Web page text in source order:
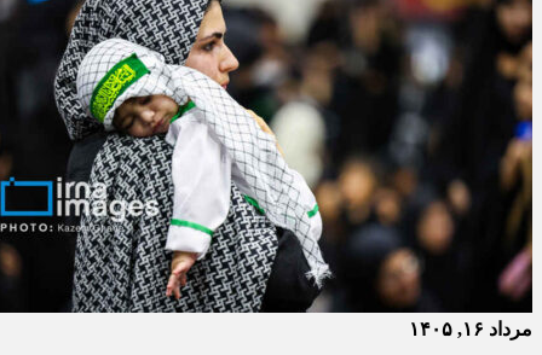
مرداد ۱۶, ۱۴۰۵